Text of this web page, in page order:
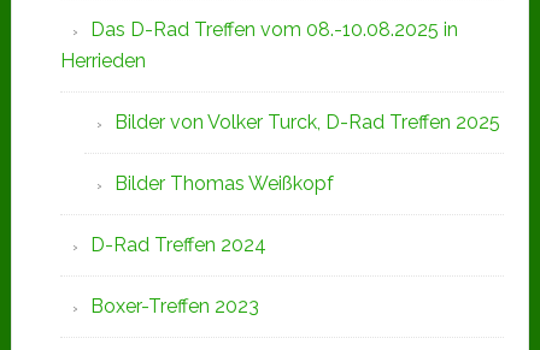
Das D-Rad Treffen vom 08.-10.08.2025 in
Herrieden
Bilder von Volker Turck, D-Rad Treffen 2025
Bilder Thomas Weißkopf
D-Rad Treffen 2024
Boxer-Treffen 2023